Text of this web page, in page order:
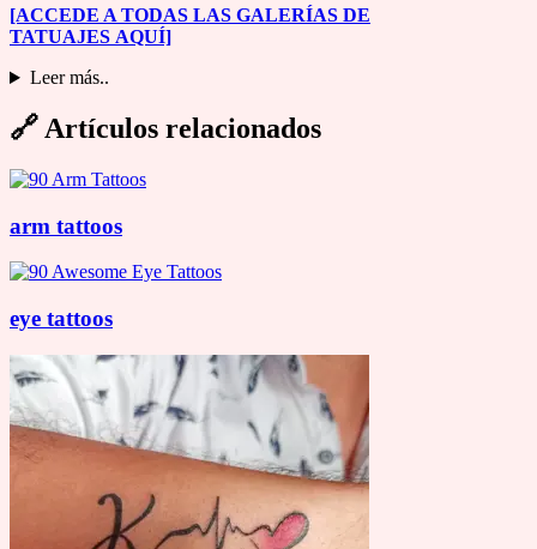
[ACCEDE A TODAS LAS GALERÍAS DE
TATUAJES AQUÍ]
Leer más..
🔗 Artículos relacionados
arm tattoos
eye tattoos